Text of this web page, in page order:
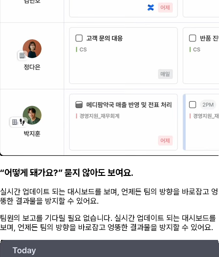
“어떻게 돼가요?” 묻지 않아도 보여요.
실시간 업데이트 되는 대시보드를 보며, 언제든 팀의 방향을 바로잡고 엉
뚱한 결과물을 방지할 수 있어요.
팀원의 보고를 기다릴 필요 없습니다. 실시간 업데이트 되는 대시보드를
보며, 언제든 팀의 방향을 바로잡고 엉뚱한 결과물을 방지할 수 있어요.